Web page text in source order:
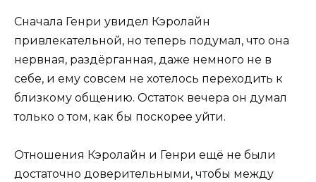
Сначала Генри увидел Кэролайн
привлекательной, но теперь подумал, что она
нервная, раздёрганная, даже немного не в
себе, и ему совсем не хотелось переходить к
близкому общению. Остаток вечера он думал
только о том, как бы поскорее уйти.
Отношения Кэролайн и Генри ещё не были
достаточно доверительными, чтобы между